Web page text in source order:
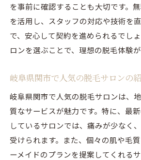
を事前に確認することも大切です。
を活用し、スタッフの対応や技術を
で、安心して契約を進められるでし
ロンを選ぶことで、理想の脱毛体験が
岐阜県関市で人気の脱毛サロンの
岐阜県関市で人気の脱毛サロンは、
質なサービスが魅力です。特に、最
しているサロンでは、痛みが少なく
受けられます。また、個々の肌や毛
ーメイドのプランを提案してくれる